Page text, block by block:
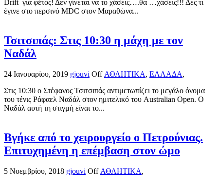
Drift για φέτος! Δεν γίνεται να το χάσεις….θα …χάσεις!!! Δες τι
έγινε στο περσινό MDC στον Μαραθώνα...
Τσιτσιπάς: Στις 10:30 η μάχη με τον
Ναδάλ
24 Ιανουαρίου, 2019 gjouvi Off ΑΘΛΗΤΙΚΑ, ΕΛΛΑΔΑ,
Στις 10:30 ο Στέφανος Τσιτσιπάς αντιμετωπίζει το μεγάλο όνομα
του τένις Ράφαελ Ναδάλ στον ημιτελικό του Australian Open. Ο
Ναδάλ αυτή τη στιγμή είναι το...
Βγήκε από το χειρουργείο ο Πετρούνιας.
Επιτυχημένη η επέμβαση στον ώμο
5 Νοεμβρίου, 2018 gjouvi Off ΑΘΛΗΤΙΚΑ,